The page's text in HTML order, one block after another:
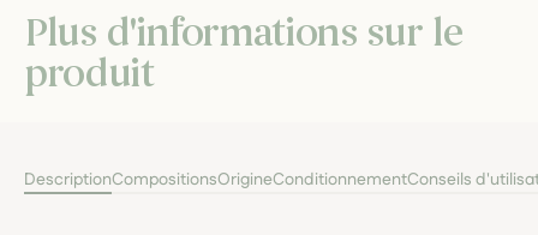
Plus d'informations sur le
produit
DescriptionCompositionsOrigineConditionnementConseils